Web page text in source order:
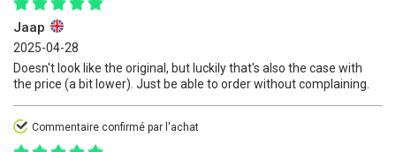
Jaap
2025-04-28
Doesn't look like the original, but luckily that's also the case with
the price (a bit lower). Just be able to order without complaining.
Commentaire confirmé par l'achat